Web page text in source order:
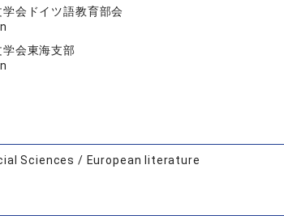
学会ドイツ語教育部会
学会東海支部
Sciences / European literature